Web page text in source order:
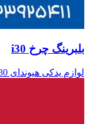
بلبرینگ چرخ i30
لوازم یدکی هیوندای i30